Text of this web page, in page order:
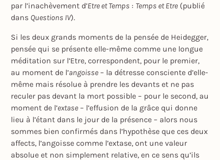
par l’inachèvement d’Etre et Temps : Temps et Etre (publié
dans Questions IV).
Si les deux grands moments de la pensée de Heidegger,
pensée qui se présente elle-même comme une longue
méditation sur l’Etre, correspondent, pour le premier,
au moment de l’angoisse – la détresse consciente d’elle-
même mais résolue à prendre les devants et ne pas
reculer pas devant la mort possible – pour le second, au
moment de l’extase – l’effusion de la grâce qui donne
lieu à l’étant dans le jour de la présence – alors nous
sommes bien confirmés dans l’hypothèse que ces deux
affects, l’angoisse comme l’extase, ont une valeur
absolue et non simplement relative, en ce sens qu’ils